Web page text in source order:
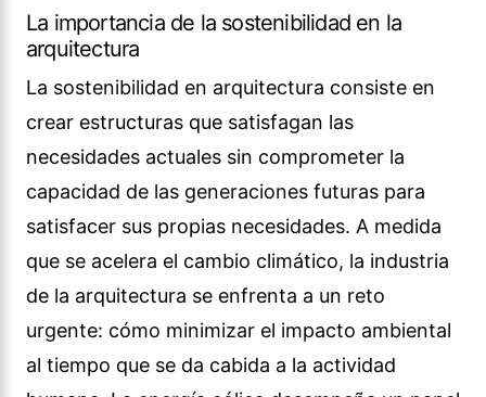
La importancia de la sostenibilidad en la
arquitectura
La sostenibilidad en arquitectura consiste en
crear estructuras que satisfagan las
necesidades actuales sin comprometer la
capacidad de las generaciones futuras para
satisfacer sus propias necesidades. A medida
que se acelera el cambio climático, la industria
de la arquitectura se enfrenta a un reto
urgente: cómo minimizar el impacto ambiental
al tiempo que se da cabida a la actividad